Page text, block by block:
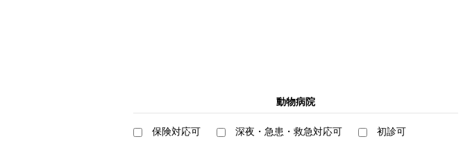
動物病院
保険対応可 深夜・急患・救急対応可 初診可